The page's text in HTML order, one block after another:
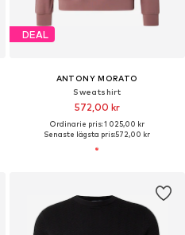
DEAL
ANTONY MORATO
Sweatshirt
572,00 kr
Ordinarie pris: 1 025,00 kr
Senaste lägsta pris:572,00 kr